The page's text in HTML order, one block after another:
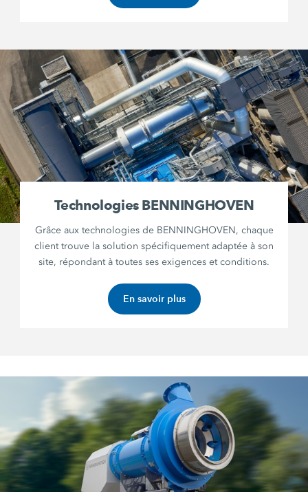
Technologies BENNINGHOVEN
Grâce aux technologies de BENNINGHOVEN, chaque
client trouve la solution spécifiquement adaptée à son
site, répondant à toutes ses exigences et conditions.
En savoir plus